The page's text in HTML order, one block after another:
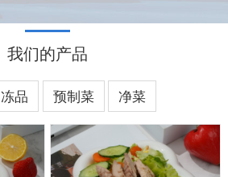
我们的产品
冻品 预制菜 净菜